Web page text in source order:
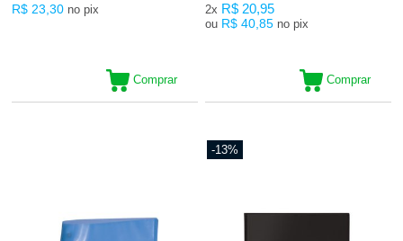
R$ 23,30 no pix
Comprar
2x R$ 20,95
ou R$ 40,85 no pix
Comprar
-13%